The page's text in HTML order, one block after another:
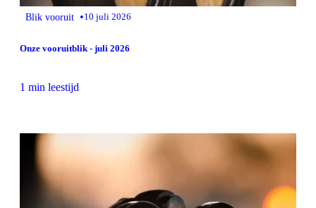
Blik vooruit •10 juli 2026
Onze vooruitblik - juli 2026
1 min leestijd